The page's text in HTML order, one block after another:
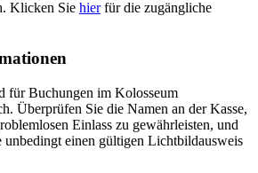
Klicken Sie hierfür die zugängliche
für Buchungen im Kolosseum
Überprüfen Sie die Namen an der Kasse,
Einlass zu gewährleisten, und
unbedingt einen gültigen Lichtbildausweis